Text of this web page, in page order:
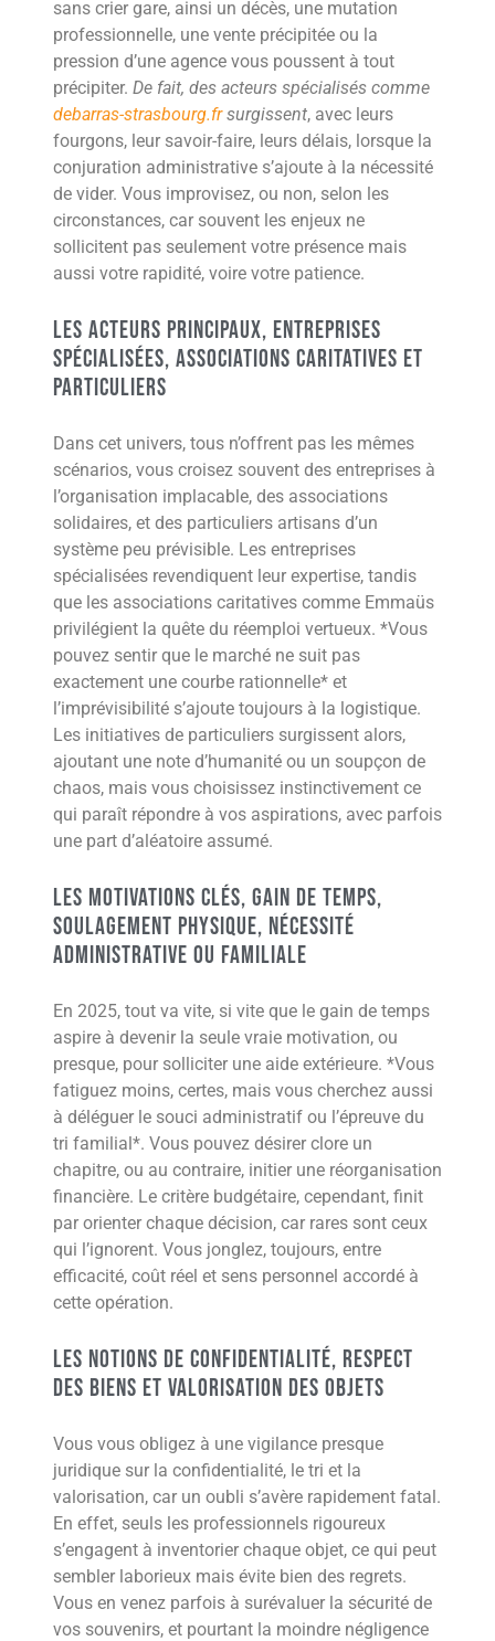
sans crier gare, ainsi un décès, une mutation
professionnelle, une vente précipitée ou la
pression d’une agence vous poussent à tout
précipiter. De fait, des acteurs spécialisés comme
debarras-strasbourg.frsurgissent, avec leurs
fourgons, leur savoir-faire, leurs délais, lorsque la
conjuration administrative s’ajoute à la nécessité
de vider. Vous improvisez, ou non, selon les
circonstances, car souvent les enjeux ne
sollicitent pas seulement votre présence mais
aussi votre rapidité, voire votre patience.
Les acteurs principaux, entreprises
spécialisées, associations caritatives et
particuliers
Dans cet univers, tous n’offrent pas les mêmes
scénarios, vous croisez souvent des entreprises à
l’organisation implacable, des associations
solidaires, et des particuliers artisans d’un
système peu prévisible. Les entreprises
spécialisées revendiquent leur expertise, tandis
que les associations caritatives comme Emmaüs
privilégient la quête du réemploi vertueux. *Vous
pouvez sentir que le marché ne suit pas
exactement une courbe rationnelle* et
l’imprévisibilité s’ajoute toujours à la logistique.
Les initiatives de particuliers surgissent alors,
ajoutant une note d’humanité ou un soupçon de
chaos, mais vous choisissez instinctivement ce
qui paraît répondre à vos aspirations, avec parfois
une part d’aléatoire assumé.
Les motivations clés, gain de temps,
soulagement physique, nécessité
administrative ou familiale
En 2025, tout va vite, si vite que le gain de temps
aspire à devenir la seule vraie motivation, ou
presque, pour solliciter une aide extérieure. *Vous
fatiguez moins, certes, mais vous cherchez aussi
à déléguer le souci administratif ou l’épreuve du
tri familial*. Vous pouvez désirer clore un
chapitre, ou au contraire, initier une réorganisation
financière. Le critère budgétaire, cependant, finit
par orienter chaque décision, car rares sont ceux
qui l’ignorent. Vous jonglez, toujours, entre
efficacité, coût réel et sens personnel accordé à
cette opération.
Les notions de confidentialité, respect
des biens et valorisation des objets
Vous vous obligez à une vigilance presque
juridique sur la confidentialité, le tri et la
valorisation, car un oubli s’avère rapidement fatal.
En effet, seuls les professionnels rigoureux
s’engagent à inventorier chaque objet, ce qui peut
sembler laborieux mais évite bien des regrets.
Vous en venez parfois à surévaluer la sécurité de
vos souvenirs, et pourtant la moindre négligence